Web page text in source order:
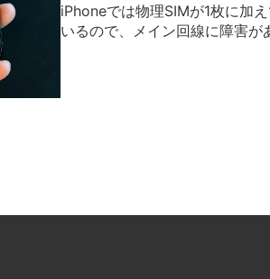
iPhoneでは物理SIMが1枚に加
いるので、メイン回線に障害